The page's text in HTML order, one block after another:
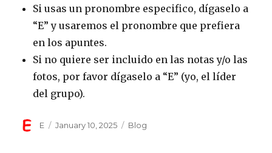
Si usas un pronombre especifico, dígaselo a
“E” y usaremos el pronombre que prefiera
en los apuntes.
Si no quiere ser incluido en las notas y/o las
fotos, por favor dígaselo a “E” (yo, el líder
del grupo).
Author
E
Posted
January 10, 2025 Categories
Blog